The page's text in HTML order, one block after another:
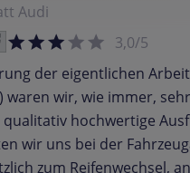
Audi
3,0/5
der eigentlichen
waren wir, wie immer,
hochwertige
wir uns bei der
zum Reifenwechsel,